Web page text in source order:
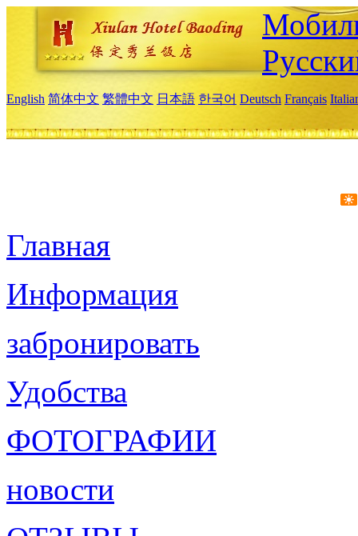
English 简体中文 繁體中文 日本語 한국어 Deutsch Français
Главная
Информация
забронировать
Удобства
ФОТОГРАФИИ
новости